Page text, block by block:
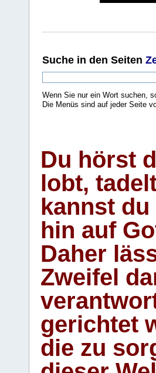
Suche in den Seiten
Wenn Sie nur ein Wort suchen,
Die Menüs sind auf jeder Seite
Du hörst
lobt,
kannst
hin auf
Daher
Zweifel
gerichtet
die zu